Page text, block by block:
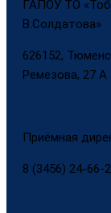
ГАПОУ ТО
В.Солдатова»
626152,
Ремезова, 27 А
Приёмная
8 (3456) 24-66-